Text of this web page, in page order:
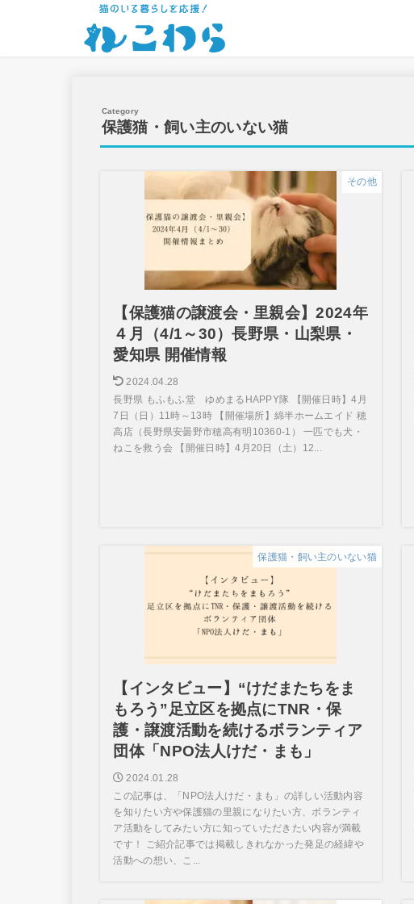
保護猫・飼い主のいない猫
その他
【保護猫の譲渡会・里親会】2024年
４月（4/1～30）長野県・山梨県・
愛知県 開催情報
2024.04.28
長野県 もふもふ堂 ゆめまるHAPPY隊 【開催日時】4月
7日（日）11時～13時 【開催場所】綿半ホームエイド 穂
高店（長野県安曇野市穂高有明10360-1） 一匹でも犬・
ねこを救う会 【開催日時】4月20日（土）12...
保護猫・飼い主のいない猫
【インタビュー】“けだまたちをま
もろう”足立区を拠点にTNR・保
護・譲渡活動を続けるボランティア
団体「NPO法人けだ・まも」
2024.01.28
この記事は、「NPO法人けだ・まも」の詳しい活動内容
を知りたい方や保護猫の里親になりたい方、ボランティ
ア活動をしてみたい方に知っていただきたい内容が満載
です！ ご紹介記事では掲載しきれなかった発足の経緯や
活動への想い、こ...